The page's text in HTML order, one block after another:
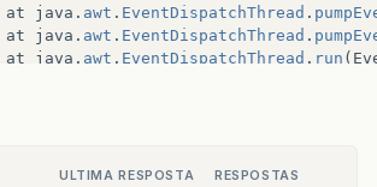
at
java . awt . EventDispatchThread .
at
java . awt . EventDispatchThread .
at
java . awt . EventDispatchThread . run (
ULTIMA RESPOSTA RESPOSTAS